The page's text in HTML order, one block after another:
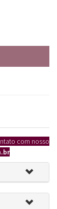
com nosso